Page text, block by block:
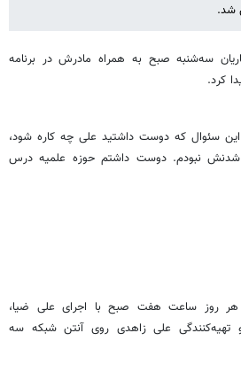
شد.
سه‌شنبه صبح به همراه مادرش در برنامه
این سئوال که دوست داشتید علی چه کاره شود،
نبودم. دوست داشتم حوزه علمیه درس
تلویزیونی «ویتامین 3» هر روز ساعت هفت صبح با اجرای علی ضیا،
علی زاهدی روی آنتن شبکه سه